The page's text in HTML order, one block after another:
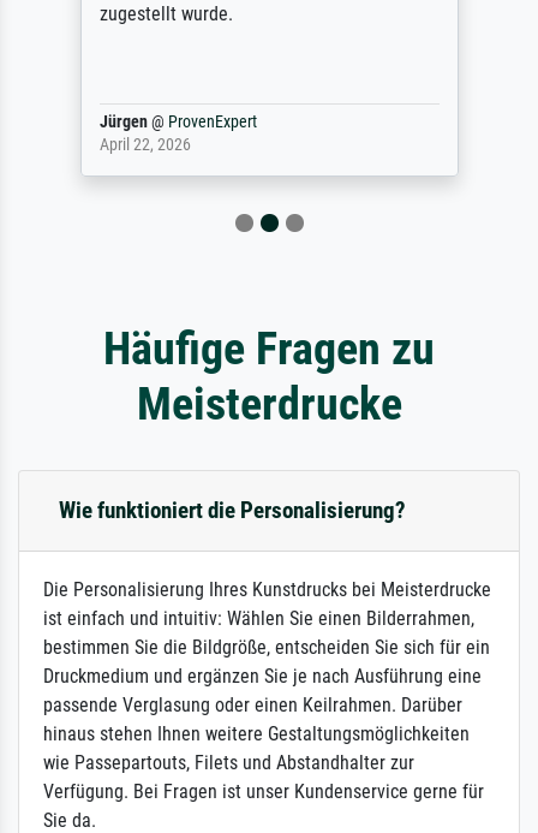
zugestellt wurde.
Jürgen@ ProvenExpert
April 22, 2026
Häufige Fragen zu
Meisterdrucke
Wie funktioniert die Personalisierung?
Die Personalisierung Ihres Kunstdrucks bei Meisterdrucke
ist einfach und intuitiv: Wählen Sie einen Bilderrahmen,
bestimmen Sie die Bildgröße, entscheiden Sie sich für ein
Druckmedium und ergänzen Sie je nach Ausführung eine
passende Verglasung oder einen Keilrahmen. Darüber
hinaus stehen Ihnen weitere Gestaltungsmöglichkeiten
wie Passepartouts, Filets und Abstandhalter zur
Verfügung. Bei Fragen ist unser Kundenservice gerne für
Sie da.